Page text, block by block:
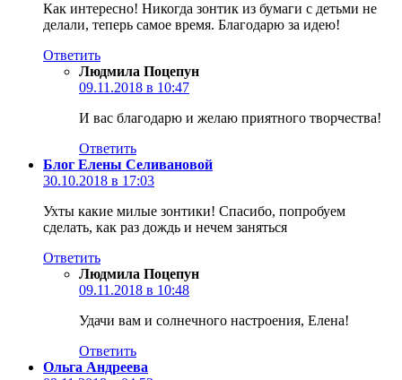
Как интересно! Никогда зонтик из бумаги с детьми не
делали, теперь самое время. Благодарю за идею!
Ответить
Людмила Поцепун
09.11.2018 в 10:47
И вас благодарю и желаю приятного творчества!
Ответить
Блог Елены Селивановой
30.10.2018 в 17:03
Ухты какие милые зонтики! Спасибо, попробуем
сделать, как раз дождь и нечем заняться
Ответить
Людмила Поцепун
09.11.2018 в 10:48
Удачи вам и солнечного настроения, Елена!
Ответить
Ольга Андреева